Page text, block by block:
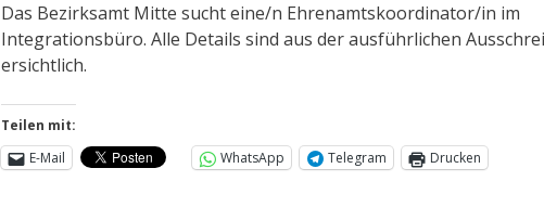
Das Bezirksamt Mitte sucht eine/n Ehrenamtskoordinator/in im
Integrationsbüro. Alle Details sind aus der ausführlichen
ersichtlich.
Teilen mit:
E-Mail
WhatsApp Telegram Drucken